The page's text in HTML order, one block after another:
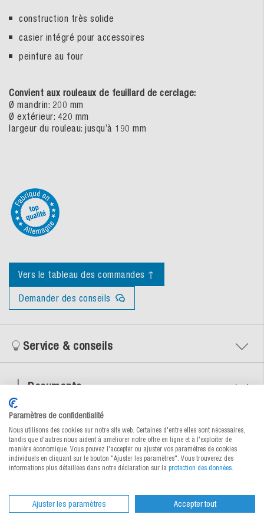
construction très solide
casier intégré pour accessoires
peinture au four
Convient aux rouleaux de feuillard de cerclage:
Ø mandrin: 200 mm
Ø extérieur: 420 mm
largeur du rouleau: jusqu’à 190 mm
Vers le tableau des commandes ↑
Demander des conseils
Service & conseils
Documents
Produits alternatifs
Paramètres de confidentialité
Nous utilisons des cookies sur notre site web. Certaines d'entre elles sont nécessaires,
tandis que d'autres nous aident à améliorer notre offre en ligne et à l'exploiter de
manière économique. Vous pouvez l'accepter ou ajuster vos paramètres de cookies
individuels en cliquant sur le bouton "Ajuster les paramètres". Vous trouverez des
informations plus détaillées dans notre déclaration sur la protection des données.
Ajuster les paramètres Accepter tout